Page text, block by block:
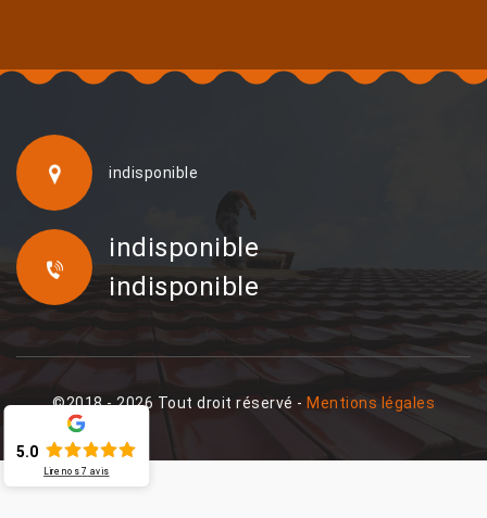
indisponible
indisponible
indisponible
©2018 - 2026 Tout droit réservé - Mentions légales
5.0
Lire nos 7 avis